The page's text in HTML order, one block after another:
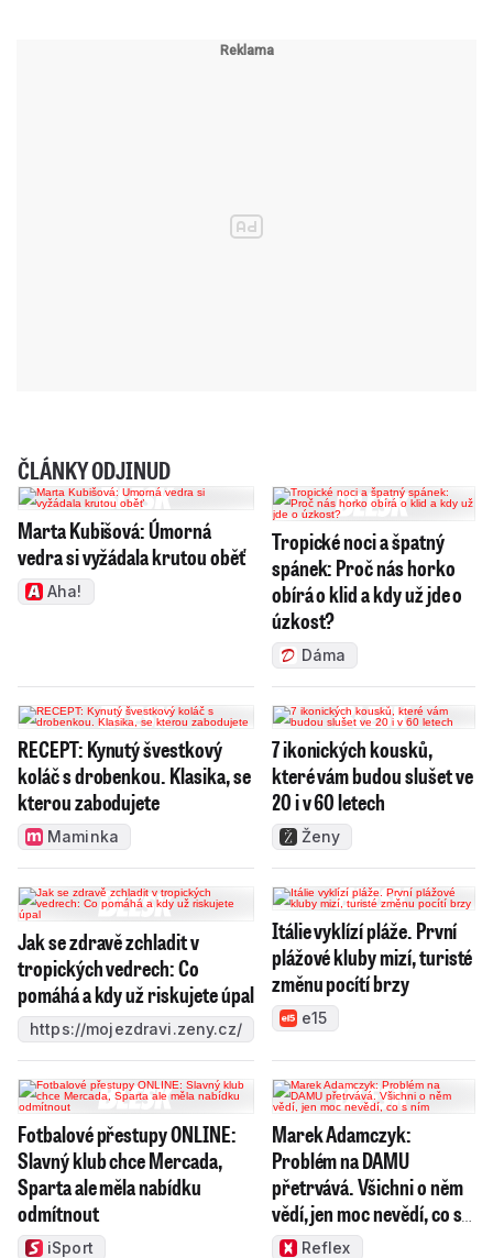
ČLÁNKY ODJINUD
Marta Kubišová: Úmorná
vedra si vyžádala krutou oběť
Aha!
Tropické noci a špatný
spánek: Proč nás horko
obírá o klid a kdy už jde o
úzkost?
Dáma
RECEPT: Kynutý švestkový
koláč s drobenkou. Klasika, se
kterou zabodujete
Maminka
7 ikonických kousků,
které vám budou slušet ve
20 i v 60 letech
Ženy
Jak se zdravě zchladit v
tropických vedrech: Co
pomáhá a kdy už riskujete úpal
https://mojezdravi.zeny.cz/
Itálie vyklízí pláže. První
plážové kluby mizí, turisté
změnu pocítí brzy
e15
Fotbalové přestupy ONLINE:
Slavný klub chce Mercada,
Sparta ale měla nabídku
odmítnout
iSport
Marek Adamczyk:
Problém na DAMU
přetrvává. Všichni o něm
vědí, jen moc nevědí, co s
nímReflex